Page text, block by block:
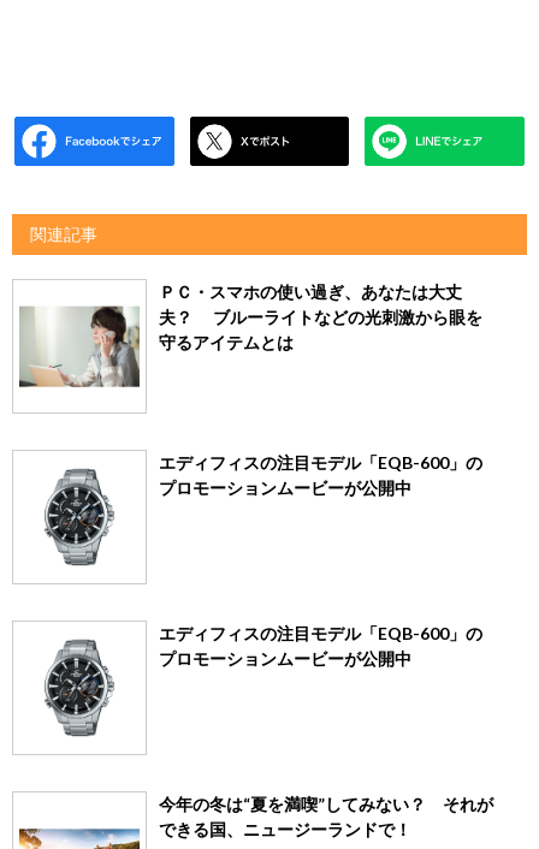
関連記事
ＰＣ・スマホの使い過ぎ、あなたは大丈
夫？ ブルーライトなどの光刺激から眼を
守るアイテムとは
エディフィスの注目モデル「EQB-600」の
プロモーションムービーが公開中
エディフィスの注目モデル「EQB-600」の
プロモーションムービーが公開中
今年の冬は“夏を満喫”してみない？ それが
できる国、ニュージーランドで！